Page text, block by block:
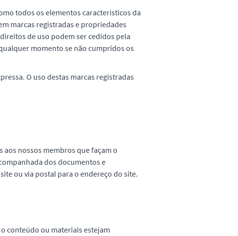
todos os elementos característicos da
marcas registradas e propriedades
de uso podem ser cedidos pela
qualquer momento se não cumpridos os
O uso destas marcas registradas
nossos membros que façam o
dos documentos e
ou via postal para o endereço do site.
conteúdo ou materiais estejam